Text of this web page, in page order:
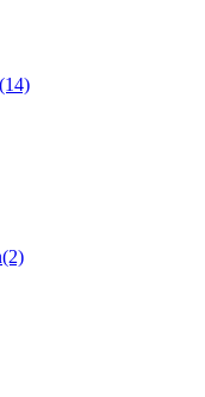
(14)
(2)